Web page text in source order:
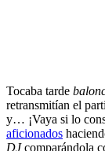
Tocaba tarde
retransmitían el
y… ¡Vaya si lo
aficionados
DJcomparándola